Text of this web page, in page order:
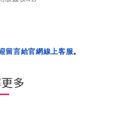
留言給官網線上客服。
多